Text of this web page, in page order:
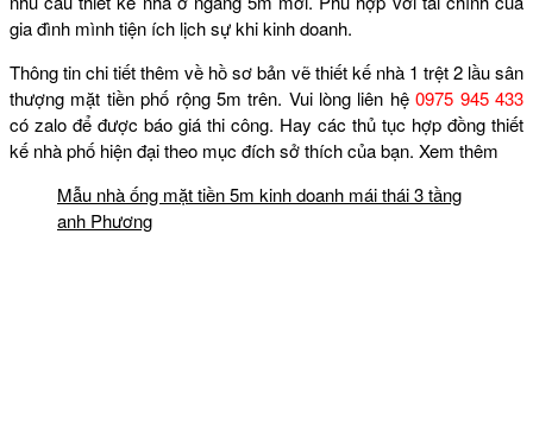
gia đình mình tiện ích lịch sự khi kinh doanh.
Thông tin chi tiết thêm về hồ sơ bản vẽ thiết kế nhà 1 trệt 2 lầu sân
thượng mặt tiền phố rộng 5m trên. Vui lòng liên hệ0975 945 433
có zalo để được báo giá thi công. Hay các thủ tục hợp đồng thiết
kế nhà phố hiện đại theo mục đích sở thích của bạn. Xem thêm
Mẫu nhà ống mặt tiền 5m kinh doanh mái thái 3 tầng
anh Phương